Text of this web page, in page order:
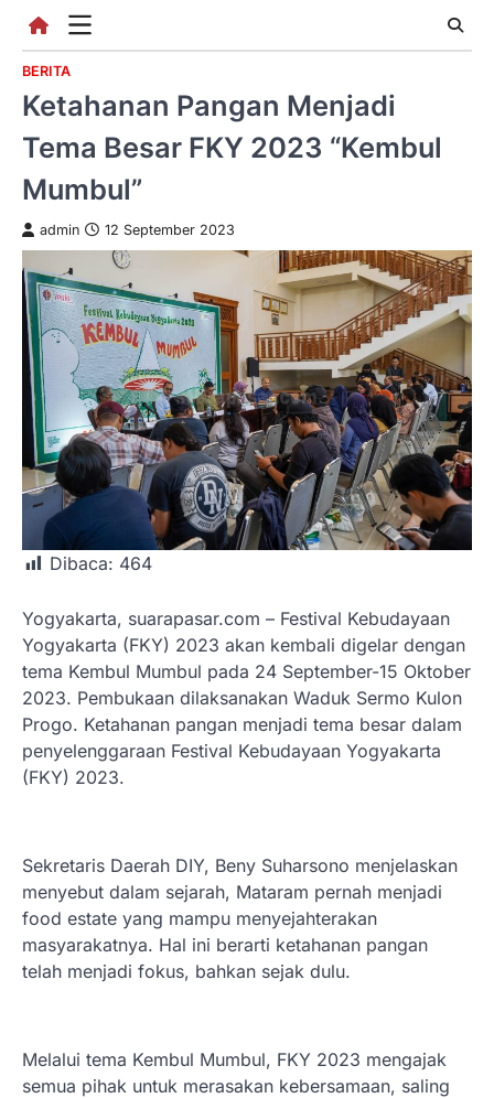
content
BERITA
Ketahanan Pangan Menjadi
Tema Besar FKY 2023 “Kembul
Mumbul”
admin 12 September 2023
Dibaca: 464
Yogyakarta, suarapasar.com – Festival Kebudayaan
Yogyakarta (FKY) 2023 akan kembali digelar dengan
tema Kembul Mumbul pada 24 September-15 Oktober
2023. Pembukaan dilaksanakan Waduk Sermo Kulon
Progo. Ketahanan pangan menjadi tema besar dalam
penyelenggaraan Festival Kebudayaan Yogyakarta
(FKY) 2023.
Sekretaris Daerah DIY, Beny Suharsono menjelaskan
menyebut dalam sejarah, Mataram pernah menjadi
food estate yang mampu menyejahterakan
masyarakatnya. Hal ini berarti ketahanan pangan
telah menjadi fokus, bahkan sejak dulu.
Melalui tema Kembul Mumbul, FKY 2023 mengajak
semua pihak untuk merasakan kebersamaan, saling